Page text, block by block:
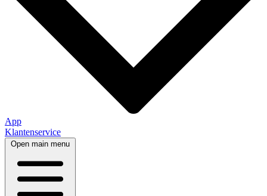
App
Klantenservice
Open main menu